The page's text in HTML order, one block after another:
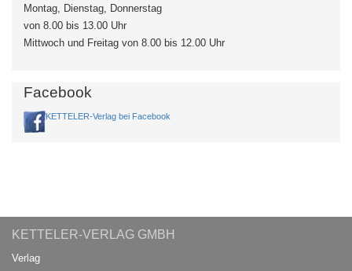
Montag, Dienstag, Donnerstag
von 8.00 bis 13.00 Uhr
Mittwoch und Freitag von 8.00 bis 12.00 Uhr
Facebook
KETTELER-Verlag bei Facebook
KETTELER-VERLAG GMBH
Verlag